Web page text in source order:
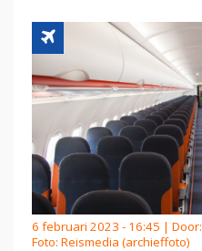
6 februari 2023 - 16:45 | Door:
Foto: Reismedia (archieffoto)